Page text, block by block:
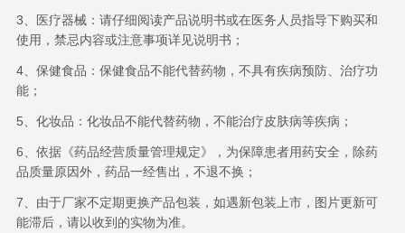
3、医疗器械：请仔细阅读产品说明书或在医务人员指导下购买和
使用，禁忌内容或注意事项详见说明书；
4、保健食品：保健食品不能代替药物，不具有疾病预防、治疗功
能；
5、化妆品：化妆品不能代替药物，不能治疗皮肤病等疾病；
6、依据《药品经营质量管理规定》，为保障患者用药安全，除药
品质量原因外，药品一经售出，不退不换；
7、由于厂家不定期更换产品包装，如遇新包装上市，图片更新可
能滞后，请以收到的实物为准。